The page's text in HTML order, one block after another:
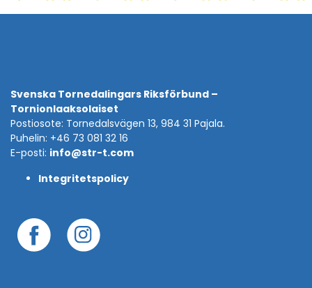
Svenska Tornedalingars Riksförbund –
Tornionlaaksolaiset
Postiosote: Tornedalsvägen 13, 984 31 Pajala.
Puhelin: +46 73 081 32 16
E-posti: info@str-t.com
Integritetspolicy